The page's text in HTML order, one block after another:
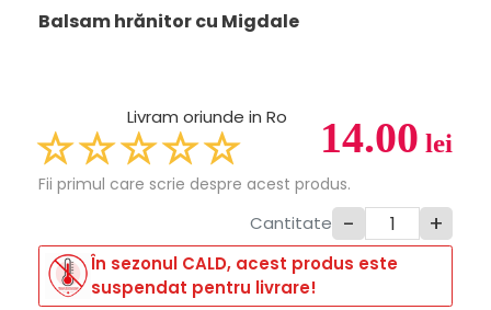
Balsam hrănitor cu Migdale
14.00 lei
Livram oriunde in Ro
Fii primul care scrie despre acest produs.
Cantitate - +
În sezonul CALD, acest produs este
suspendat pentru livrare!